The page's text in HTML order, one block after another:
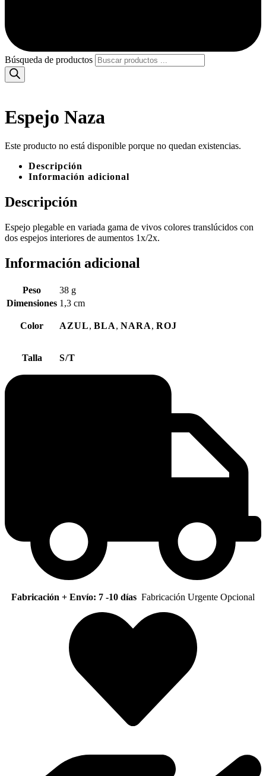
Búsqueda de productos
Espejo Naza
Este producto no está disponible porque no quedan existencias.
Descripción
Información adicional
Descripción
Espejo plegable en variada gama de vivos colores translúcidos con
dos espejos interiores de aumentos 1x/2x.
Información adicional
Peso
38 g
Dimensiones 1,3 cm
Color AZUL, BLA, NARA, ROJ
Talla S/T
Fabricación + Envío: 7 -10 días Fabricación Urgente Opcional